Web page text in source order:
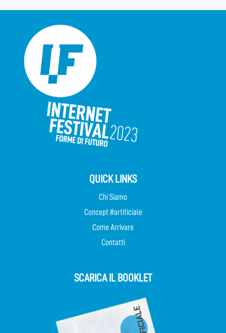
QUICK LINKS
Chi Siamo
Concept #artificiale
Come Arrivare
Contatti
SCARICA IL BOOKLET